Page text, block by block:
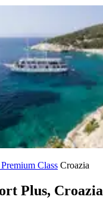
Class Croazia
Plus, Croazia